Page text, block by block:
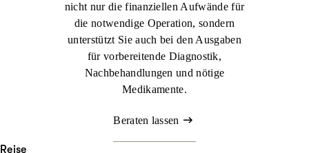
nicht nur die finanziellen Aufwände für
die notwendige Operation, sondern
unterstützt Sie auch bei den Ausgaben
für vorbereitende Diagnostik,
Nachbehandlungen und nötige
Medikamente.
Beraten lassen
Reise